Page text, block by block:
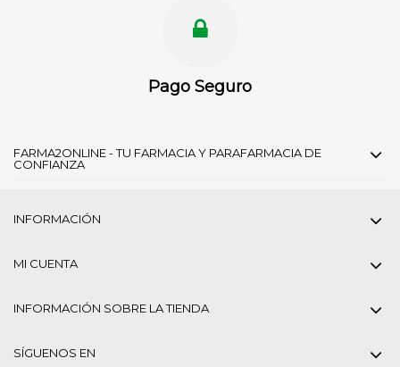
Pago Seguro
FARMA2ONLINE - TU FARMACIA Y PARAFARMACIA DE
CONFIANZA
INFORMACIÓN
MI CUENTA
INFORMACIÓN SOBRE LA TIENDA
SÍGUENOS EN